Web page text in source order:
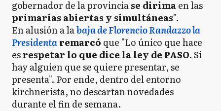
gobernador de la provinciase dirimaen las
primarias abiertas y simultáneas".
En alusión a labaja de Florencio Randazzo la
Presidentaremarcó que "Lo único que hace
esrespetar lo que dice la ley de PASO.Si
hay alguien que se quiere presentar, se
presenta". Por ende, dentro del entorno
kirchnerista, no descartan novedades
durante el fin de semana.